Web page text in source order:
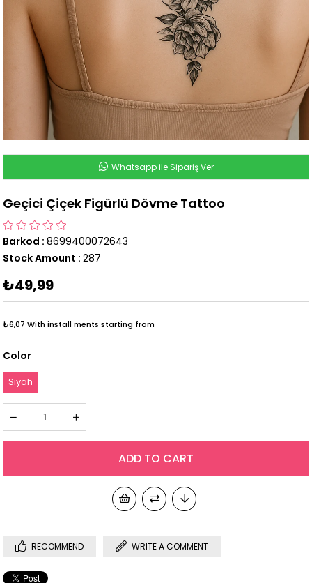
Whatsapp ile Sipariş Ver
Geçici Çiçek Figürlü Dövme Tattoo
Barkod : 8699400072643
Stock Amount : 287
₺49,99
₺6,07 With install ments starting from
Color
Siyah
RECOMMEND WRITE A COMMENT